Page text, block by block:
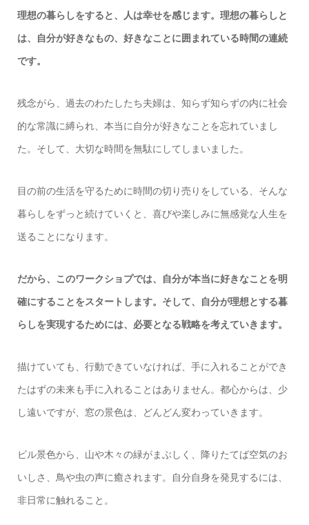
理想の暮らしをすると、人は幸せを感じます。理想の暮らしと
は、自分が好きなもの、好きなことに囲まれている時間の連続
です。
残念がら、過去のわたしたち夫婦は、知らず知らずの内に社会
的な常識に縛られ、本当に自分が好きなことを忘れていまし
た。そして、大切な時間を無駄にしてしまいました。
目の前の生活を守るために時間の切り売りをしている、そんな
暮らしをずっと続けていくと、喜びや楽しみに無感覚な人生を
送ることになります。
だから、このワークショプでは、自分が本当に好きなことを明
確にすることをスタートします。そして、自分が理想とする暮
らしを実現するためには、必要となる戦略を考えていきます。
描けていても、行動できていなければ、手に入れることができ
たはずの未来も手に入れることはありません。都心からは、少
し遠いですが、窓の景色は、どんどん変わっていきます。
ビル景色から、山や木々の緑がまぶしく、降りたてば空気のお
いしさ、鳥や虫の声に癒されます。自分自身を発見するには、
非日常に触れること。